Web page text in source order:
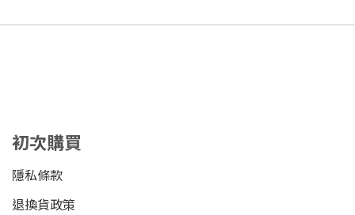
初次購買
隱私條款
退換貨政策